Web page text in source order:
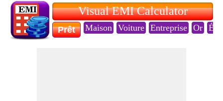
Visual EMI Calculator
Prêt Maison Voiture Entreprise Or